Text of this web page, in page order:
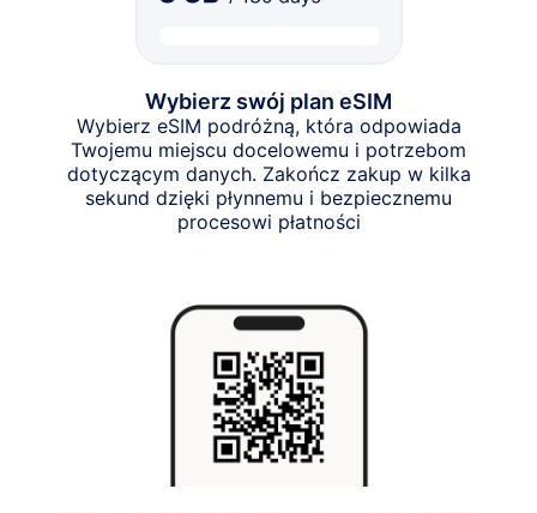
Wybierz swój plan eSIM
Wybierz eSIM podróżną, która odpowiada
Twojemu miejscu docelowemu i potrzebom
dotyczącym danych. Zakończ zakup w kilka
sekund dzięki płynnemu i bezpiecznemu
procesowi płatności